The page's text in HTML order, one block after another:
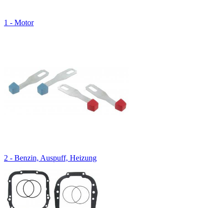
1 - Motor
2 - Benzin, Auspuff, Heizung